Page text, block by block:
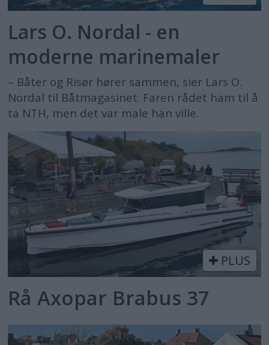
Lars O. Nordal - en
moderne marinemaler
– Båter og Risør hører sammen, sier Lars O.
Nordal til Båtmagasinet. Faren rådet ham til å
ta NTH, men det var male han ville.
PLUS
Rå Axopar Brabus 37